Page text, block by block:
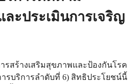
ะประเมินการเจริญ
รสร้างเสริมสุขภาพและป้องกันโรค
รบริการลำดับที่ 6) สิทธิประโยชน์นี้